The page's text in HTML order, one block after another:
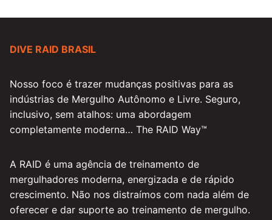
DIVE RAID BRASIL
Nosso foco é trazer mudanças positivas para as
indústrias de Mergulho Autônomo e Livre. Seguro,
inclusivo, sem atalhos: uma abordagem
completamente moderna… The RAID Way™
A RAID é uma agência de treinamento de
mergulhadores moderna, energizada e de rápido
crescimento. Não nos distraímos com nada além de
oferecer e dar suporte ao treinamento de mergulho.